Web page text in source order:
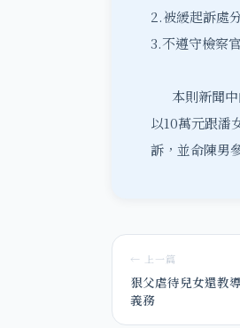
2.被緩起訴處
3.不遵守檢察
本則新聞中
以10萬元跟潘
訴，並命陳男
← 上一篇
狠父虐待兒女還教
義務